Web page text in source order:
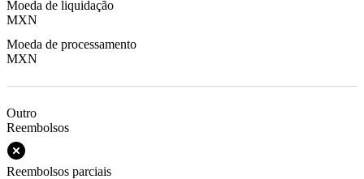
Moeda de liquidação
MXN
Moeda de processamento
MXN
Outro
Reembolsos
Reembolsos parciais